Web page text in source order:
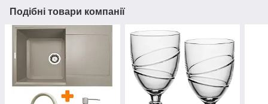
Подібні товари компанії